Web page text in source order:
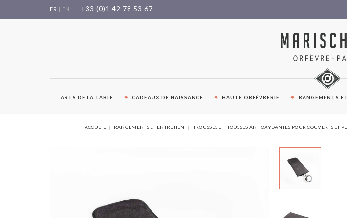
FR EN +33 (0)1 42 78 53 67
ARTS DE LA TABLE CADEAUX DE NAISSANCE HAUTE ORFÈVRERIE RANGEMENTS
VOUS
ACCUEIL RANGEMENTS ET ENTRETIEN TROUSSES ET HOUSSES ANTIOXYDANTES POUR COUVERTS ET